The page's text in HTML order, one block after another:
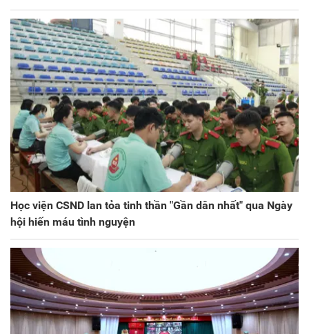
Học viện CSND lan tỏa tinh thần "Gần dân nhất" qua Ngày
hội hiến máu tình nguyện